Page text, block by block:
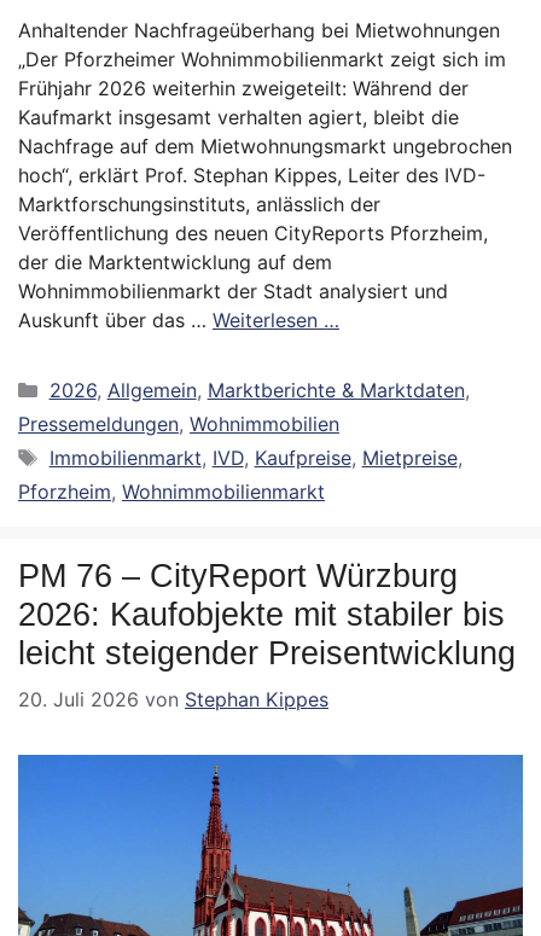
Anhaltender Nachfrageüberhang bei Mietwohnungen
„Der Pforzheimer Wohnimmobilienmarkt zeigt sich im
Frühjahr 2026 weiterhin zweigeteilt: Während der
Kaufmarkt insgesamt verhalten agiert, bleibt die
Nachfrage auf dem Mietwohnungsmarkt ungebrochen
hoch“, erklärt Prof. Stephan Kippes, Leiter des IVD-
Marktforschungsinstituts, anlässlich der
Veröffentlichung des neuen CityReports Pforzheim,
der die Marktentwicklung auf dem
Wohnimmobilienmarkt der Stadt analysiert und
Auskunft über das … Weiterlesen …
Kategorien
2026, Allgemein, Marktberichte & Marktdaten,
Pressemeldungen, Wohnimmobilien
Schlagwörter
Immobilienmarkt, IVD, Kaufpreise, Mietpreise,
Pforzheim, Wohnimmobilienmarkt
PM 76 – CityReport Würzburg
2026: Kaufobjekte mit stabiler bis
leicht steigender Preisentwicklung
20. Juli 2026 von Stephan Kippes